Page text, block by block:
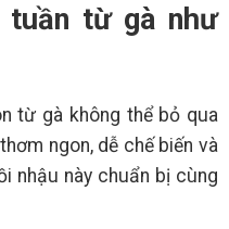
tuần từ gà như
từ gà không thể bỏ qua
ngon, dễ chế biến và
nhậu này chuẩn bị cùng